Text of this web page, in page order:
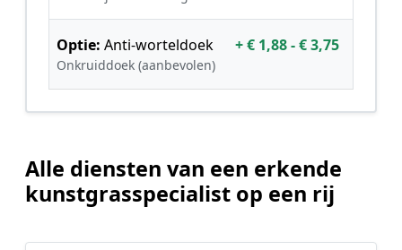
Optie: Anti-worteldoek
Onkruiddoek (aanbevolen)
+ € 1,88 - € 3,75
Alle diensten van een erkende
kunstgrasspecialist op een rij